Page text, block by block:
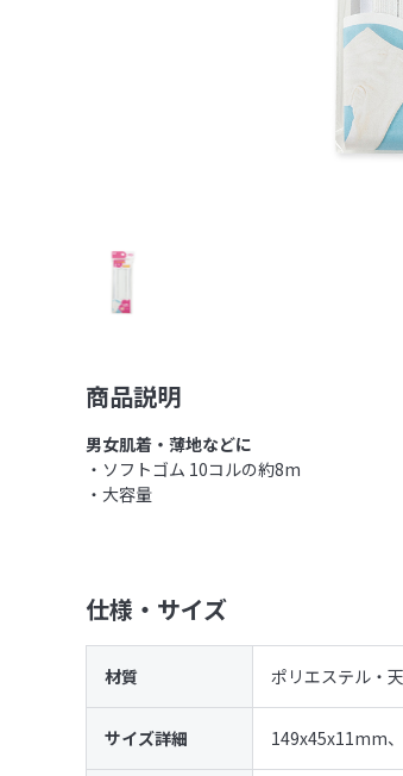
商品説明
男女肌着・薄地などに
・ソフトゴム 10コルの約8m
・大容量
仕様・サイズ
材質 ポリエステル・
サイズ詳細 149x45x11mm